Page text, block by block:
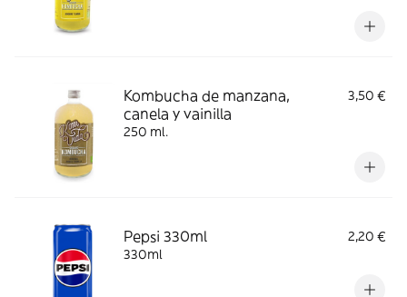
Kombucha de manzana,
canela y vainilla
3,50 €
250 ml.
Pepsi 330ml
2,20 €
330ml